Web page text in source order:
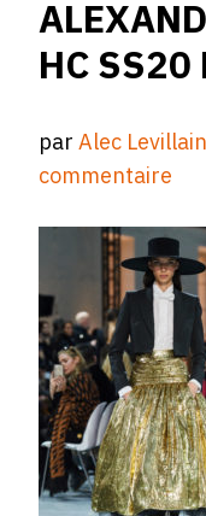
HC SS20
parAlec Levillain
commentaire
HC
SS20
18